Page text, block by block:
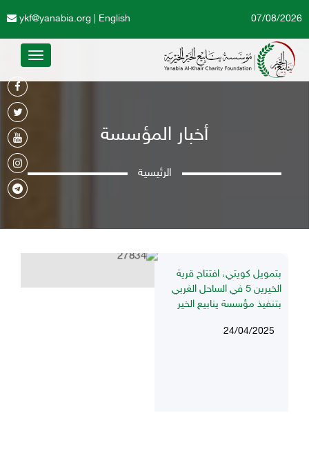
English
ykf@yanabia.org 07/08/2026
Toggle
أخبار المؤسسة
الرئيسية
بتمويل كويتي، افتتاح قرية
الخيرين 5 في الساحل الغربي
بتنفيذ مؤسسة ينابيع الخير
24/04/2025